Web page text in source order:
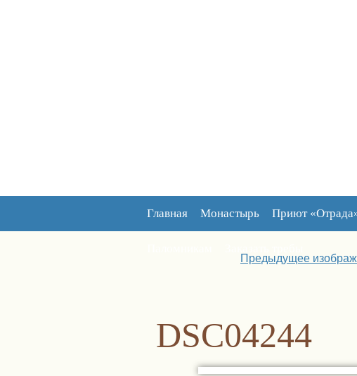
Главная Монастырь Приют
Предыдущее
DSC04244